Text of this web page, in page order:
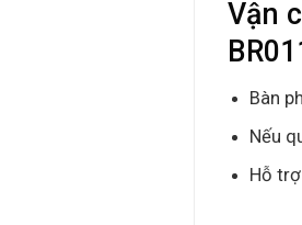
Vận
Bàn
Nếu
Hỗ